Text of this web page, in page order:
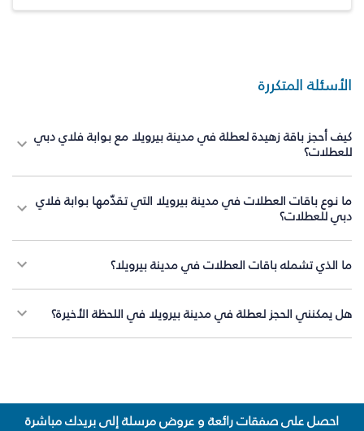
الأسئلة المتكررة
كيف أحجز باقة زهيدة لعطلة في مدينة بيرويلا مع بوابة فلاي دبي
للعطلات؟
ما نوع باقات العطلات في مدينة بيرويلا التي تقدّمها بوابة فلاي
دبي للعطلات؟
ما الذي تشمله باقات العطلات في مدينة بيرويلا؟
هل يمكنني الحجز لعطلة في مدينة بيرويلا في اللحظة الأخيرة؟
احصل على صفقات رائعة و عروض مرسلة إلى بريدك مباشرة